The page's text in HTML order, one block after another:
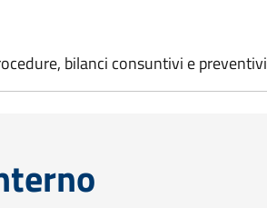
bilanci consuntivi e preventivi